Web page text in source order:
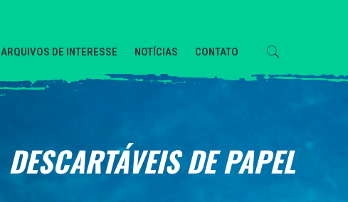
ARQUIVOS DE INTERESSE NOTÍCIAS CONTATO
DESCARTÁVEIS DE PAPEL